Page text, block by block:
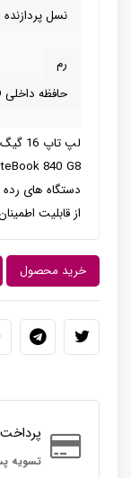
نسل پردازنده
رم
حافظه داخلی HDD
از قابلیت
خرید محصول
تسویه